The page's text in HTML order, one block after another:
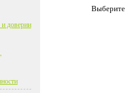
доверии